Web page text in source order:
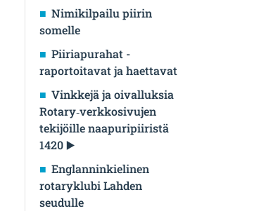
Nimikilpailu piirin
somelle
Piiriapurahat -
raportoitavat ja haettavat
Vinkkejä ja oivalluksia
Rotary‑verkkosivujen
tekijöille naapuripiiristä
1420 ▶️
Englanninkielinen
rotaryklubi Lahden
seudulle